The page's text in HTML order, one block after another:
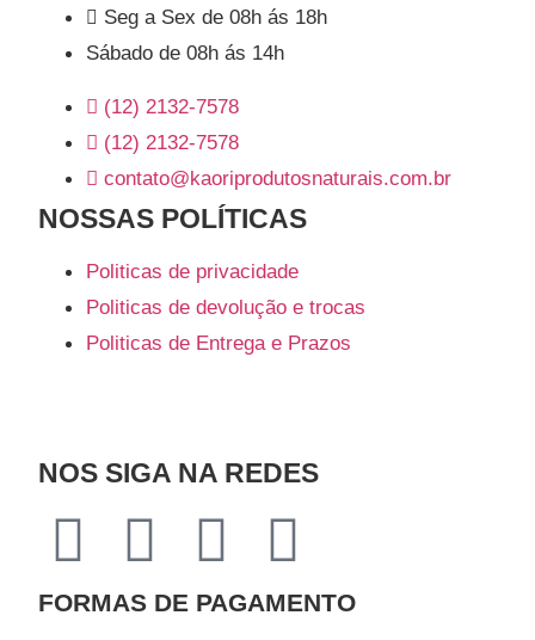
Seg a Sex de 08h ás 18h
Sábado de 08h ás 14h
(12) 2132-7578
(12) 2132-7578
contato@kaoriprodutosnaturais.com.br
NOSSAS POLÍTICAS
Politicas de privacidade
Politicas de devolução e trocas
Politicas de Entrega e Prazos
NOS SIGA NA REDES
FORMAS DE PAGAMENTO